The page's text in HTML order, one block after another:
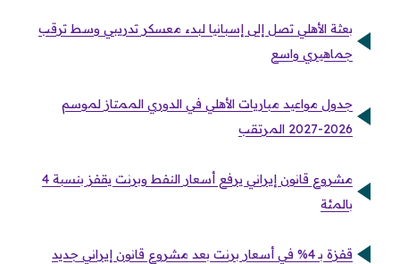
بعثة الأهلي تصل إلى إسبانيا لبدء معسكر تدريبي وسط ترقب
جماهيري واسع
جدول مواعيد مباريات الأهلي في الدوري الممتاز لموسم
2026-2027 المرتقب
مشروع قانون إيراني يرفع أسعار النفط وبرنت يقفز بنسبة 4
بالمئة
قفزة بـ 4% في أسعار برنت بعد مشروع قانون إيراني جديد